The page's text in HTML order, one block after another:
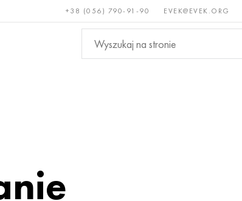
+38 (056) 790-91-90 EVEK@EVEK.ORG
Metale
nieżelazne
Stali